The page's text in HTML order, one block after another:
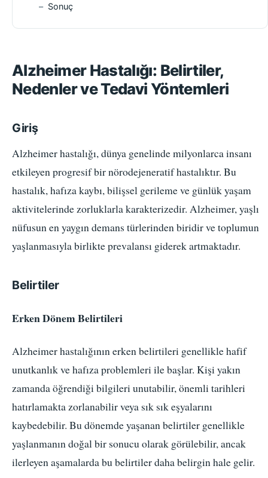
Sonuç
Alzheimer Hastalığı: Belirtiler,
Nedenler ve Tedavi Yöntemleri
Giriş
Alzheimer hastalığı, dünya genelinde milyonlarca insanı
etkileyen progresif bir nörodejeneratif hastalıktır. Bu
hastalık, hafıza kaybı, bilişsel gerileme ve günlük yaşam
aktivitelerinde zorluklarla karakterizedir. Alzheimer, yaşlı
nüfusun en yaygın demans türlerinden biridir ve toplumun
yaşlanmasıyla birlikte prevalansı giderek artmaktadır.
Belirtiler
Erken Dönem Belirtileri
Alzheimer hastalığının erken belirtileri genellikle hafif
unutkanlık ve hafıza problemleri ile başlar. Kişi yakın
zamanda öğrendiği bilgileri unutabilir, önemli tarihleri
hatırlamakta zorlanabilir veya sık sık eşyalarını
kaybedebilir. Bu dönemde yaşanan belirtiler genellikle
yaşlanmanın doğal bir sonucu olarak görülebilir, ancak
ilerleyen aşamalarda bu belirtiler daha belirgin hale gelir.